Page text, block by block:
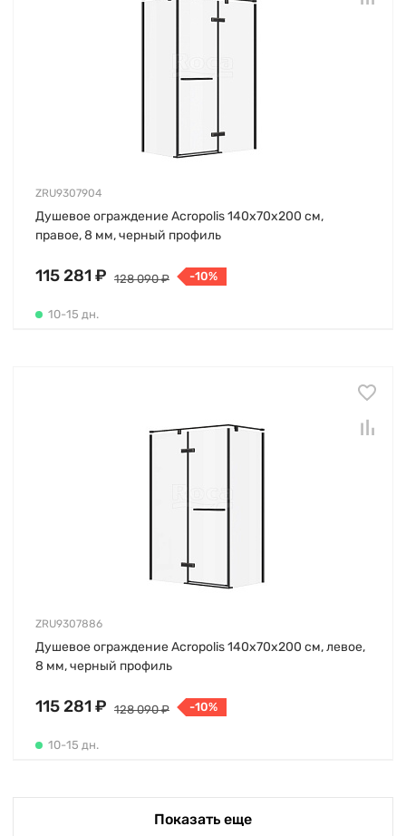
ZRU9307904
Душевое ограждение Acropolis 140х70х200 см,
правое, 8 мм, черный профиль
115 281 ₽ 128 090 ₽ -10%
10-15 дн.
ZRU9307886
Душевое ограждение Acropolis 140х70х200 см, левое,
8 мм, черный профиль
115 281 ₽ 128 090 ₽ -10%
10-15 дн.
Показать еще